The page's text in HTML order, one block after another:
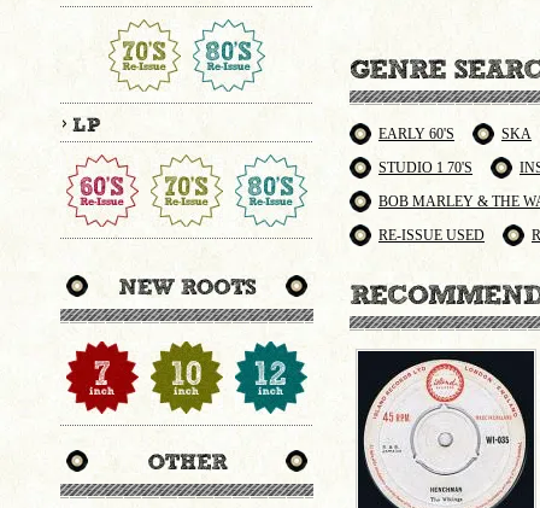
EARLY 60'S
SKA
STUDIO 1 70'S
BOB MARLEY & THE
RE-ISSUE USED